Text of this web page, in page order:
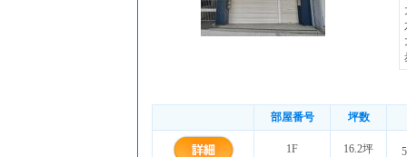
部屋番号 坪数
1F 16.2坪